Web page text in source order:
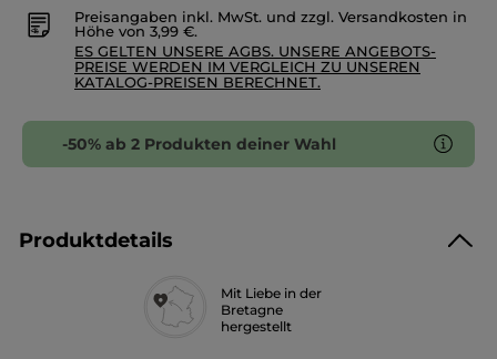
Preisangaben inkl. MwSt. und zzgl. Versandkosten in
Höhe von 3,99 €.
ES GELTEN UNSERE AGBS. UNSERE ANGEBOTS-
PREISE WERDEN IM VERGLEICH ZU UNSEREN
KATALOG-PREISEN BERECHNET.
-50% ab 2 Produkten deiner Wahl
Produktdetails
Mit Liebe in der
Bretagne
hergestellt